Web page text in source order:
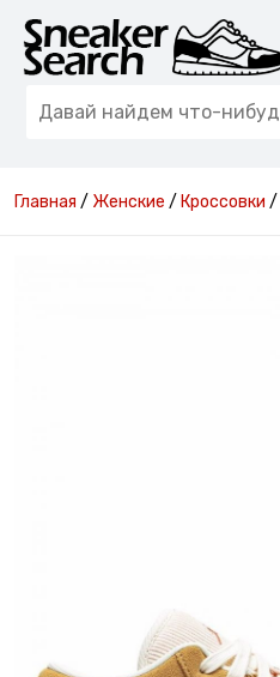
Главная / Женские / Кроссовки /